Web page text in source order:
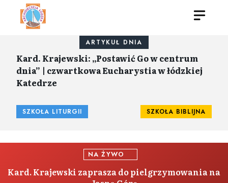
ARTYKUŁ DNIA
Kard. Krajewski: „Postawić Go w centrum
dnia” | czwartkowa Eucharystia w łódzkiej
Katedrze
SZKOŁA LITURGII SZKOŁA BIBLIJNA
NA ŻYWO
Kard. Krajewski zaprasza do pielgrzymowania na